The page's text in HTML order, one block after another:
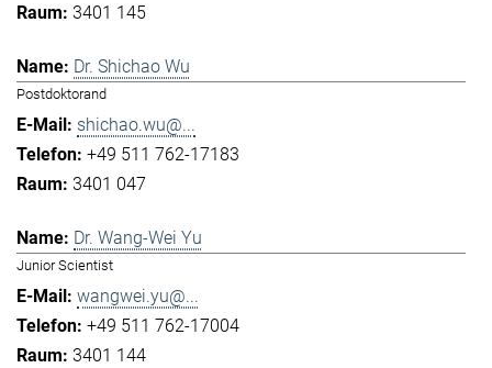
3401 145
Dr. Shichao Wu
Postdoktorand
shichao.wu@...
+49 511 762-17183
3401 047
Dr. Wang-Wei Yu
Junior Scientist
wangwei.yu@...
+49 511 762-17004
3401 144